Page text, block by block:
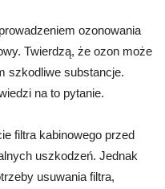
ozonowania
Twierdzą, że ozon może
szkodliwe substancje.
na to pytanie.
filtra kabinowego przed
uszkodzeń. Jednak
usuwania filtra,